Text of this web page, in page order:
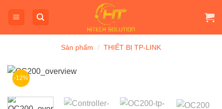
qua
Sản phẩm / THIẾT BỊ TP-LINK
-12%